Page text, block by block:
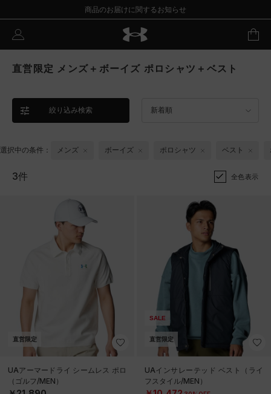
商品のお届けに関するお知らせ
直営限定 メンズ＋ボーイズ ポロシャツ＋ベスト
絞り込み検索 新着順
選択中の条件： メンズ ボーイズ ポロシャツ ベスト
3件 全色表示
直営限定
UAアーマードライ シームレス ポロ
（ゴルフ/MEN）
SALE
直営限定
UAインサレーテッド ベスト（ライ
フスタイル/MEN）